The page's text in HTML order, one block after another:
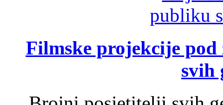
Filmske projekcije
svih